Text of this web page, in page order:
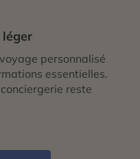
léger
personnalisé
essentielles.
reste